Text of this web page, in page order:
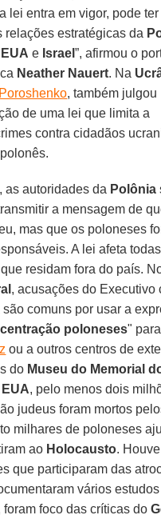
a lei entra em vigor, pode ter
relações estratégicas da
EUA e Israel”, afirmou o
Neather Nauert. Na
, também julgou
de uma lei que limita a
contra cidadãos
as autoridades da Polônia
a mensagem de
mas que os poloneses
A lei afeta
residam fora do país.
, acusações do Executivo
comuns por usar a
poloneses"
ou a outros centros de
do Museu do Memorial
, pelo menos dois
judeus foram mortos
milhares de poloneses
ao Holocausto. Houve
que participaram das
vários
foram foco das críticas do